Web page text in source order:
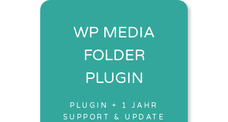
WP MEDIA
FOLDER
PLUGIN
PLUGIN + 1 JAHR
SUPPORT & UPDATE